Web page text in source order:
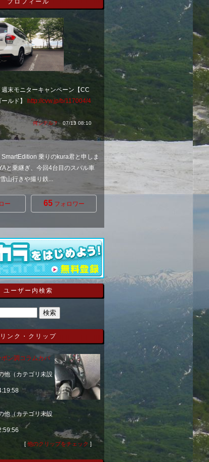
プロフィール
週末モニターキャンペーン【CC
ルド】
http://cvw.jp/b/117004/4
何シテル？07/13 08:10
乗りのkura君と申しま
と乗継ぎ、今回4台目のスバル車
山行きや撮り鉄...
ー 65フォロワー
ユーザー内検索
リンク・クリップ
ン調コラムカバ
他（カテゴリ未設
他（カテゴリ未設
[ 他のクリップをチェック ]